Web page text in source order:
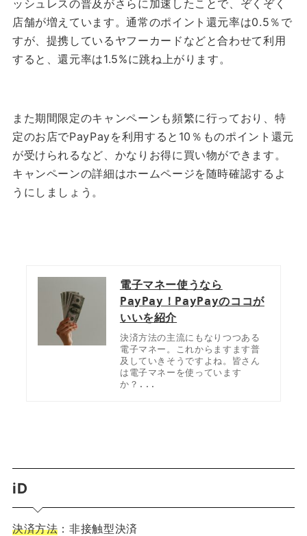
ッシュレスの普及がさらに加速したことで、ぞくぞく
店舗が増えています。通常のポイント還元率は0.5％で
すが、提携しているヤフーカードなどと合わせて利用
すると、還元率は1.5%に跳ね上がります。
また期間限定のキャンペーンも頻繁に行っており、特
定のお店でPayPayを利用すると10％ものポイント還元
が受けられるなど、かなりお得に買い物ができます。
キャンペーンの詳細はホームページを随時確認するよ
うにしましょう。
電子マネー使うなら
PayPay！PayPayのココが
いいを紹介
決済方法の主流にもなりつつある
電子マネー。これからますます普
及していきそうですよね。皆さん
は電子マネーを使っています
か？...
iD
決済方法 ：非接触型決済